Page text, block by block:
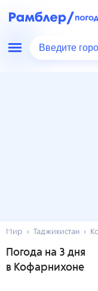
Введите
Мир Таджикистан
Погода на 3 дня
в Кофарнихоне